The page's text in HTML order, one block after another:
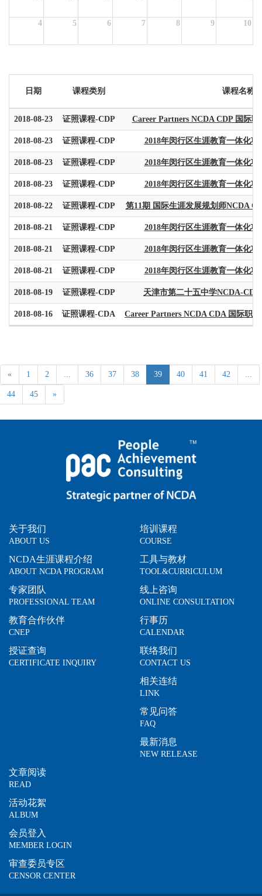
4 5 6 7 8 9 10
日期 课程类别 课程名称
2018-08-23 证照课程-CDP Career Partners NCDA CDP 国际
2018-08-23 证照课程-CDP 2018年闵行区生涯教育一体化
2018-08-23 证照课程-CDP 2018年闵行区生涯教育一体化
2018-08-23 证照课程-CDP 2018年闵行区生涯教育一体化
2018-08-22 证照课程-CDP 第11期 国际生涯发展规划师NCDA
2018-08-21 证照课程-CDP 2018年闵行区生涯教育一体化
2018-08-21 证照课程-CDP 2018年闵行区生涯教育一体化
2018-08-21 证照课程-CDP 2018年闵行区生涯教育一体化
2018-08-19 证照课程-CDP 天津市第二十五中学NCDA-
2018-08-16 证照课程-CDA Career Partners NCDA CDA 国际职
« 1 2 ... 36 37 38 39 40 41 42 ...
44 45 »
关于我们
ABOUT US
NCDA生涯课程介绍
ABOUT NCDA PROGRAM
专家团队
PROFESSIONAL TEAM
教育合作伙伴
CNEP
授证查询
CERTIFICATE INQUIRY
培训课程
COURSE
工具与教材
TOOL&CURRICULUM
线上咨询
ONLINE CONSULTATION
行事历
CALENDAR
联络我们
CONTACT US
相关连结
LINK
常见问答
FAQ
最新消息
NEW RELEASE
文章阅读
READ
活动花絮
ALBUM
会员登入
MEMBER LOGIN
审查委员专区
CENSOR CENTER